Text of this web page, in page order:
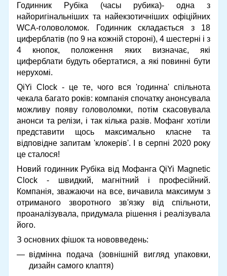
Годинник Рубіка (часы рубика)- одна з
найоригінальніших та найекзотичніших офіційних
WCA-головоломок. Годинник складається з 18
циферблатів (по 9 на кожній стороні), 4 шестерні і з
4 кнопок, положення яких визначає, які
циферблати будуть обертатися, а які повинні бути
нерухомі.
QiYi Clock - це те, чого вся 'годинна' спільнота
чекала багато років: компанія спочатку анонсувала
можливу появу головоломки, потім скасовувала
анонси та релізи, і так кілька разів. Мофанг хотіли
представити щось максимально класне та
відповідне запитам 'клокерів'. І в серпні 2020 року
це сталося!
Новий годинник Рубіка від Мофанга QiYi Magnetic
Clock - швидкий, магнітний і професійний.
Компанія, зважаючи на все, вичавила максимум з
отриманого зворотного зв'язку від спільноти,
проаналізувала, придумала рішення і реалізувала
його.
З основних фішок та нововведень:
відмінна подача (зовнішній вигляд упаковки,
дизайн самого клаптя)